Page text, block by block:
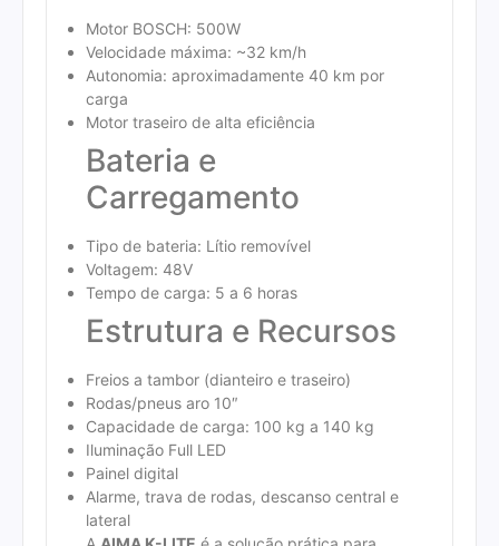
Motor BOSCH: 500W
Velocidade máxima: ~32 km/h
Autonomia: aproximadamente 40 km por
carga
Motor traseiro de alta eficiência
Bateria e
Carregamento
Tipo de bateria: Lítio removível
Voltagem: 48V
Tempo de carga: 5 a 6 horas
Estrutura e Recursos
Freios a tambor (dianteiro e traseiro)
Rodas/pneus aro 10″
Capacidade de carga: 100 kg a 140 kg
Iluminação Full LED
Painel digital
Alarme, trava de rodas, descanso central e
lateral